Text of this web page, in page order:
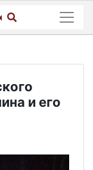
и его